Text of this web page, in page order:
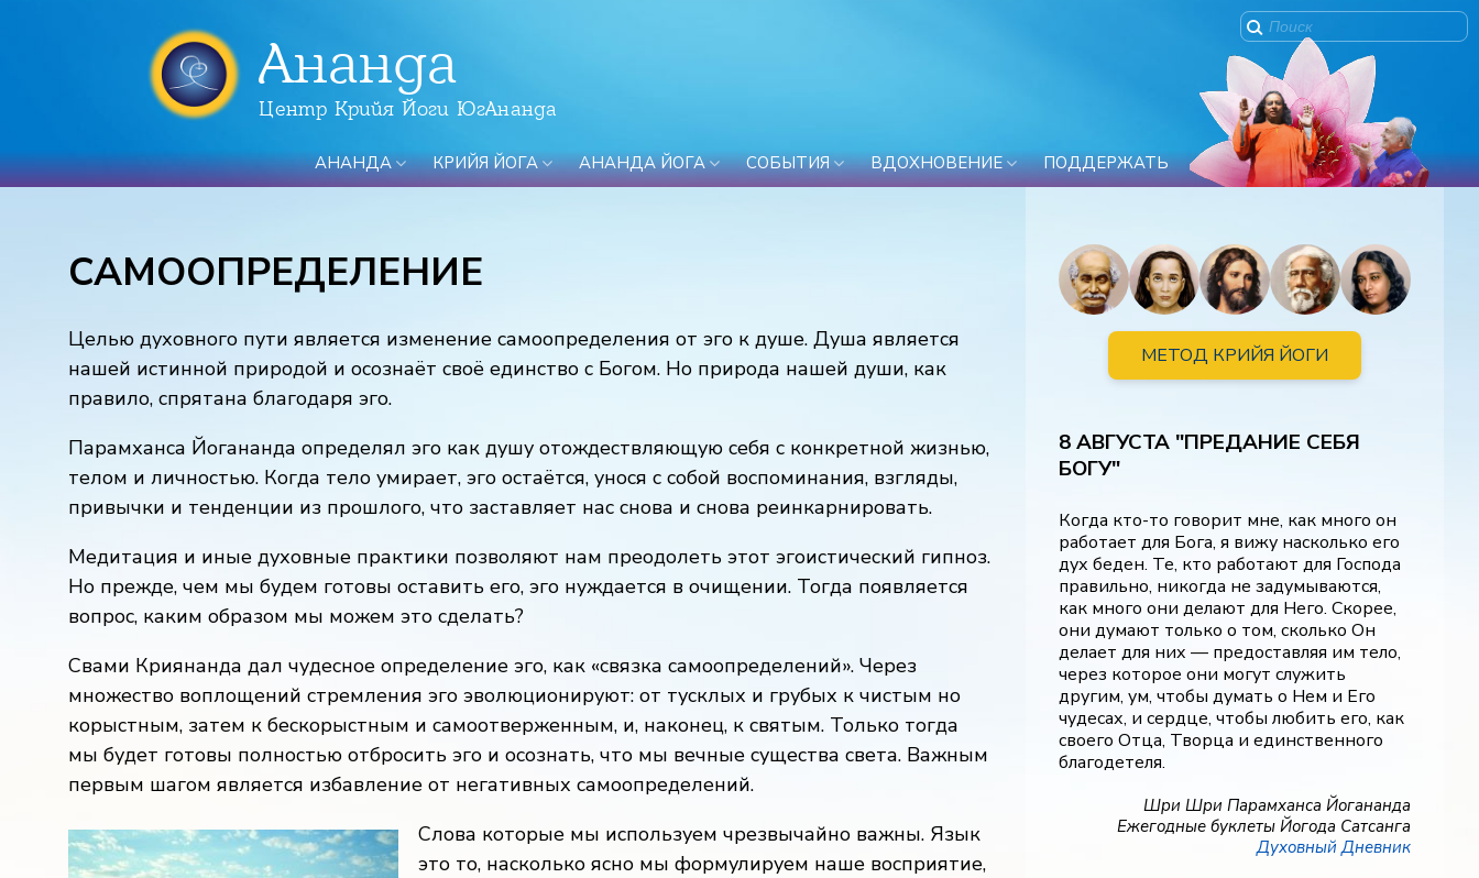
Ананда
Центр Крийя Йоги ЮгАнанда
АНАНДА КРИЙЯ ЙОГА АНАНДА ЙОГА СОБЫТИЯ ВДОХНОВЕНИЕ ПОДДЕРЖАТЬ
САМООПРЕДЕЛЕНИЕ
Целью духовного пути является изменение самоопределения от эго к душе. Душа является
нашей истинной природой и осознаёт своё единство с Богом. Но природа нашей души, как
правило, спрятана благодаря эго.
Парамханса Йогананда определял эго как душу отождествляющую себя с конкретной жизнью,
телом и личностью. Когда тело умирает, эго остаётся, унося с собой воспоминания, взгляды,
привычки и тенденции из прошлого, что заставляет нас снова и снова реинкарнировать.
Медитация и иные духовные практики позволяют нам преодолеть этот эгоистический гипноз.
Но прежде, чем мы будем готовы оставить его, эго нуждается в очищении. Тогда появляется
вопрос, каким образом мы можем это сделать?
Свами Криянанда дал чудесное определение эго, как «связка самоопределений». Через
множество воплощений стремления эго эволюционируют: от тусклых и грубых к чистым но
корыстным, затем к бескорыстным и самоотверженным, и, наконец, к святым. Только тогда
мы будет готовы полностью отбросить эго и осознать, что мы вечные существа света. Важным
первым шагом является избавление от негативных самоопределений.
Слова которые мы используем чрезвычайно важны. Язык
это то, насколько ясно мы формулируем наше восприятие,
МЕТОД КРИЙЯ ЙОГИ
8 АВГУСТА "ПРЕДАНИЕ СЕБЯ
БОГУ"
Когда кто-то говорит мне, как много он
работает для Бога, я вижу насколько его
дух беден. Те, кто работают для Господа
правильно, никогда не задумываются,
как много они делают для Него. Скорее,
они думают только о том, сколько Он
делает для них — предоставляя им тело,
через которое они могут служить
другим, ум, чтобы думать о Нем и Его
чудесах, и сердце, чтобы любить его, как
своего Отца, Творца и единственного
благодетеля.
Шри Шри Парамханса Йогананда
Ежегодные буклеты Йогода Сатсанга
Духовный Дневник